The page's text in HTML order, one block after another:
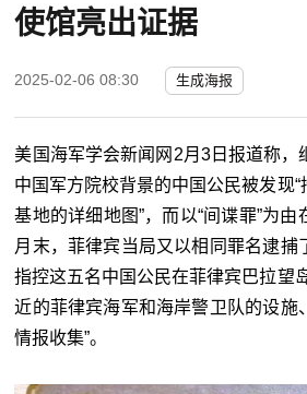
使馆亮出证据
2025-02-06 08:30 生成海报
美国海军学会新闻网2月3日报道称，
中国军方院校背景的中国公民被发现
基地的详细地图”，而以“间谍罪”为
月末，菲律宾当局又以相同罪名逮捕
指控这五名中国公民在菲律宾巴拉望
近的菲律宾海军和海岸警卫队的设施
情报收集”。